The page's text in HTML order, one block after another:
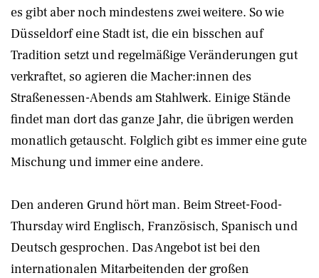
es gibt aber noch mindestens zwei weitere. So wie
Düsseldorf eine Stadt ist, die ein bisschen auf
Tradition setzt und regelmäßige Veränderungen gut
verkraftet, so agieren die Macher:innen des
Straßenessen-Abends am Stahlwerk. Einige Stände
findet man dort das ganze Jahr, die übrigen werden
monatlich getauscht. Folglich gibt es immer eine gute
Mischung und immer eine andere.
Den anderen Grund hört man. Beim Street-Food-
Thursday wird Englisch, Französisch, Spanisch und
Deutsch gesprochen. Das Angebot ist bei den
internationalen Mitarbeitenden der großen